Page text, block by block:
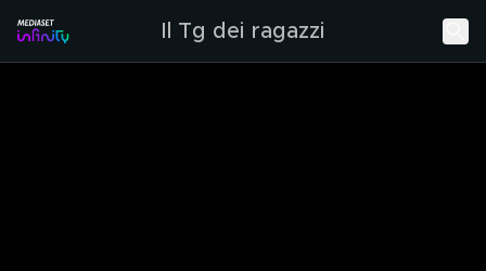
Il Tg dei ragazzi